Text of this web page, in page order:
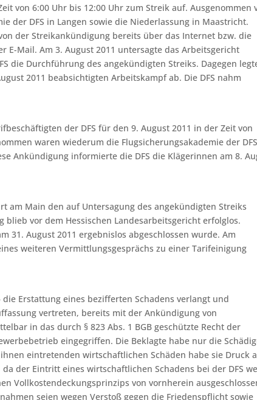
von 6:00 Uhr bis 12:00 Uhr zum Streik auf. Ausgenommen
der DFS in Langen sowie die Niederlassung in Maastricht.
der Streikankündigung bereits über das Internet bzw. die
E-Mail. Am 3. August 2011 untersagte das Arbeitsgericht
die Durchführung des angekündigten Streiks. Dagegen
2011 beabsichtigten Arbeitskampf ab. Die DFS nahm
der DFS für den 9. August 2011 in der Zeit von
waren wiederum die Flugsicherungsakademie der DFS
Ankündigung informierte die DFS die Klägerinnen am 8.
am Main den auf Untersagung des angekündigten Streiks
vor dem Hessischen Landesarbeitsgericht erfolglos.
31. August 2011 ergebnislos abgeschlossen wurde. Am
weiteren Vermittlungsgesprächs zu einer Tarifeinigung
Erstattung eines bezifferten Schadens verlangt und
vertreten, bereits mit der Ankündigung von
in das durch § 823 Abs. 1 BGB geschützte Recht der
eingegriffen. Die Beklagte habe nur die
eintretenden wirtschaftlichen Schäden habe sie Druck
der Eintritt eines wirtschaftlichen Schadens bei der DFS
Vollkostendeckungsprinzips von vornherein
seien wegen Verstoß gegen die Friedenspflicht sowie